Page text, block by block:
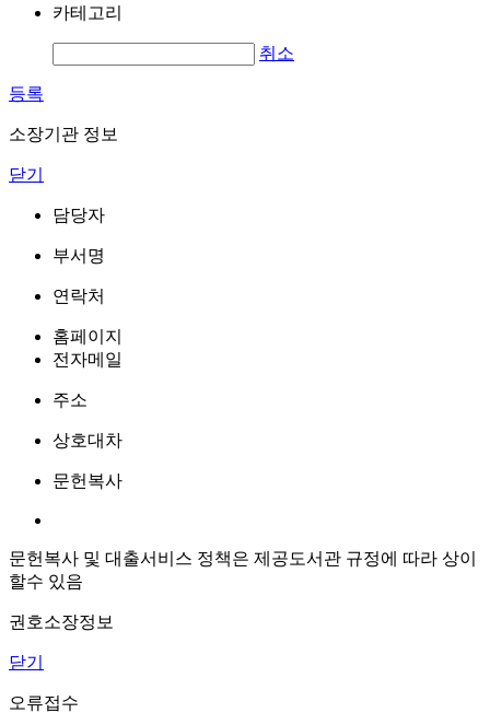
카테고리
취소
등록
소장기관 정보
닫기
담당자
부서명
연락처
홈페이지
전자메일
주소
상호대차
문헌복사
문헌복사 및 대출서비스 정책은 제공도서관 규정에 따라 상이
할수 있음
권호소장정보
닫기
오류접수